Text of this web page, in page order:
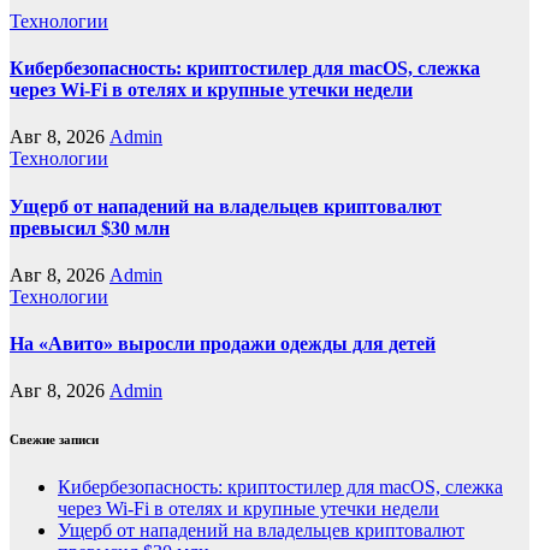
Технологии
Кибербезопасность: криптостилер для macOS, слежка
через Wi-Fi в отелях и крупные утечки недели
Авг 8, 2026 Admin
Технологии
Ущерб от нападений на владельцев криптовалют
превысил $30 млн
Авг 8, 2026 Admin
Технологии
На «Авито» выросли продажи одежды для детей
Авг 8, 2026 Admin
Свежие записи
Кибербезопасность: криптостилер для macOS, слежка
через Wi-Fi в отелях и крупные утечки недели
Ущерб от нападений на владельцев криптовалют